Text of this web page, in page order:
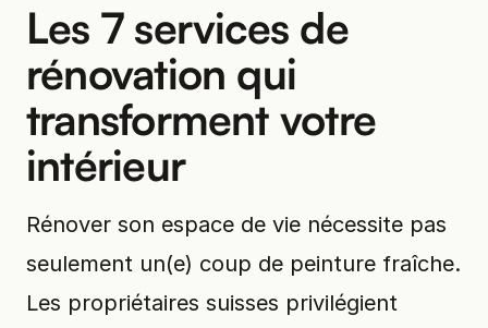
Les 7 services de
rénovation qui
transforment votre
intérieur
Rénover son espace de vie nécessite pas
seulement un(e) coup de peinture fraîche.
Les propriétaires suisses privilégient